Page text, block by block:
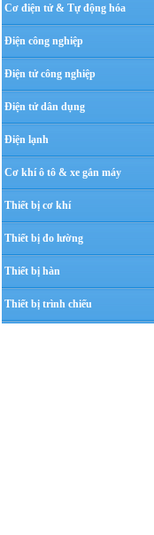
Cơ điện tử & Tự động hóa
Điện công nghiệp
Điện tử công nghiệp
Điện tử dân dụng
Điện lạnh
Cơ khí ô tô & xe gắn máy
Thiết bị cơ khí
Thiết bị đo lường
Thiết bị hàn
Thiết bị trình chiếu